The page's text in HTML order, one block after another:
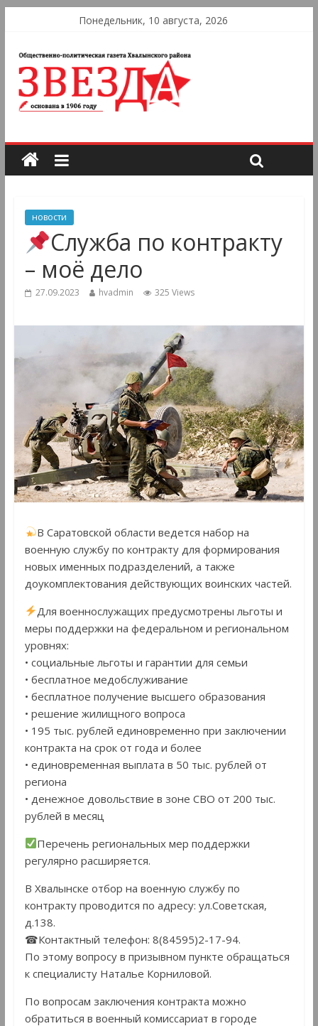
Понедельник, 10 августа, 2026
новости
Служба по контракту
– моё дело
27.09.2023 hvadmin 325 Views
В Саратовской области ведется набор на
военную службу по контракту для формирования
новых именных подразделений, а также
доукомплектования действующих воинских частей.
Для военнослужащих предусмотрены льготы и
меры поддержки на федеральном и региональном
уровнях:
• социальные льготы и гарантии для семьи
• бесплатное медобслуживание
• бесплатное получение высшего образования
• решение жилищного вопроса
• 195 тыс. рублей единовременно при заключении
контракта на срок от года и более
• единовременная выплата в 50 тыс. рублей от
региона
• денежное довольствие в зоне СВО от 200 тыс.
рублей в месяц
Перечень региональных мер поддержки
регулярно расширяется.
В Хвалынске отбор на военную службу по
контракту проводится по адресу: ул.Советская,
д.138.
☎Контактный телефон: 8(84595)2-17-94.
По этому вопросу в призывном пункте обращаться
к специалисту Наталье Корниловой.
По вопросам заключения контракта можно
обратиться в военный комиссариат в городе